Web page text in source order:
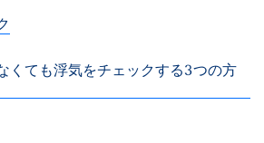
くても浮気をチェックする3つの方